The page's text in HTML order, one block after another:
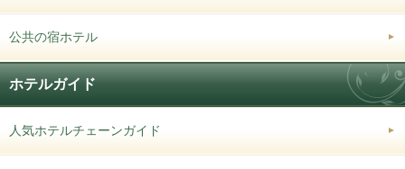
公共の宿ホテル
ホテルガイド
人気ホテルチェーンガイド